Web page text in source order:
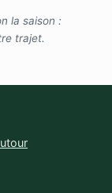
la saison :
trajet.